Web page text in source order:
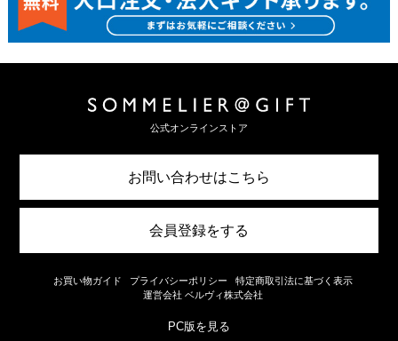
公式オンラインストア
お問い合わせはこちら
会員登録をする
お買い物ガイド プライバシーポリシー
特定商取引法に基づく表示
運営会社 ベルヴィ株式会社
PC版を見る